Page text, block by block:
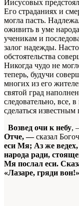
Иисусовых
Его страданиях и
могла пасть.
оживить в уме
ученикам и
залог надежды.
обстоятельства
Никогда чудо не
теперь, будучи
многих из его
святой град
следовательно, все,
сделаться
Возвед очи к небу,
Отче, —сказал
еси Мя; Аз же
народа ради,
Мя послал еси.
«Лазаре, гряди вон!»